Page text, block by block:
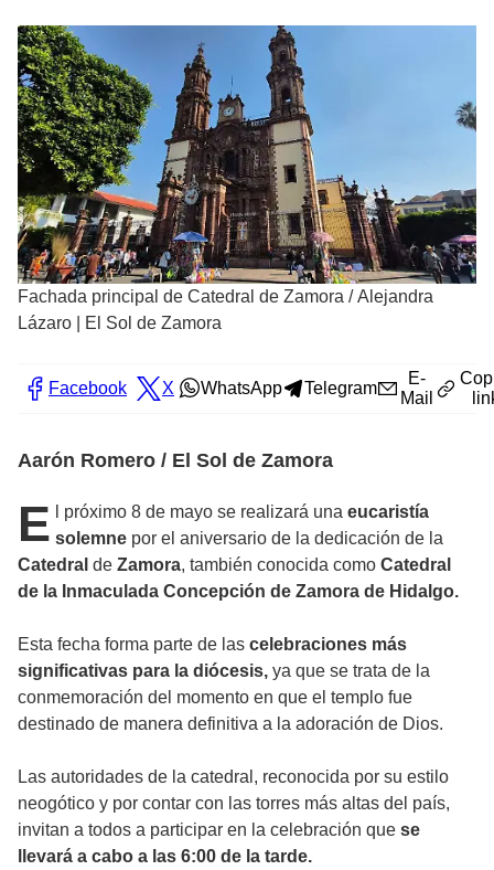
Fachada principal de Catedral de Zamora /Alejandra
Lázaro | El Sol de Zamora
Facebook X WhatsApp Telegram
E-
Mail
Aarón Romero / El Sol de Zamora
E l próximo 8 de mayo se realizará una eucaristía
solemne por el aniversario de la dedicación de la
Catedral de Zamora, también conocida como Catedral
de la Inmaculada Concepción de Zamora de Hidalgo.
Esta fecha forma parte de las celebraciones más
significativas para la diócesis, ya que se trata de la
conmemoración del momento en que el templo fue
destinado de manera definitiva a la adoración de Dios.
Las autoridades de la catedral, reconocida por su estilo
neogótico y por contar con las torres más altas del país,
invitan a todos a participar en la celebración que se
llevará a cabo a las 6:00 de la tarde.